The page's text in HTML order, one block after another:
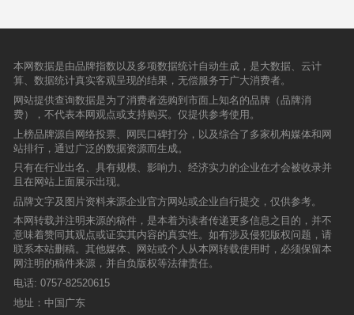
本网数据是由品牌指数以及多项数据统计自动生成，是大数据、云计
算、数据统计真实客观呈现的结果，无偿服务于广大消费者。
网站提供查询数据是为了消费者选购到市面上知名的品牌（品牌消
费），不代表本网观点或支持购买。仅提供参考使用。
上榜品牌源自网络投票、网民口碑打分，以及综合了多家机构媒体和网
站排行，通过广泛的数据资源而生成。
只有在行业出名、具有规模、影响力、经济实力的企业在才会被收录并
且在网站上面展示出现。
品牌文字及图片资料来源企业官方网站或企业自行提交，仅供参考。
本网转载并注明来源的稿件，是本着为读者传递更多信息之目的，并不
意味着赞同其观点或证实其内容的真实性。如有涉及侵犯版权问题，请
联系本站删稿。其他媒体、网站或个人从本网转载使用时，必须保留本
网注明的稿件来源，并自负版权等法律责任。
电话: 0757-82520615
地址：中国广东